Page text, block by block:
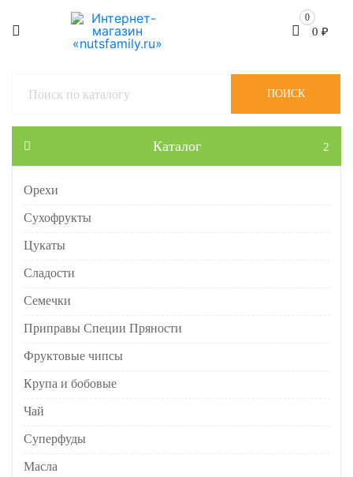
0
0 ₽
Каталог
Орехи
Сухофрукты
Цукаты
Сладости
Семечки
Приправы Специи Пряности
Фруктовые чипсы
Крупа и бобовые
Чай
Суперфуды
Масла
ПОИСК